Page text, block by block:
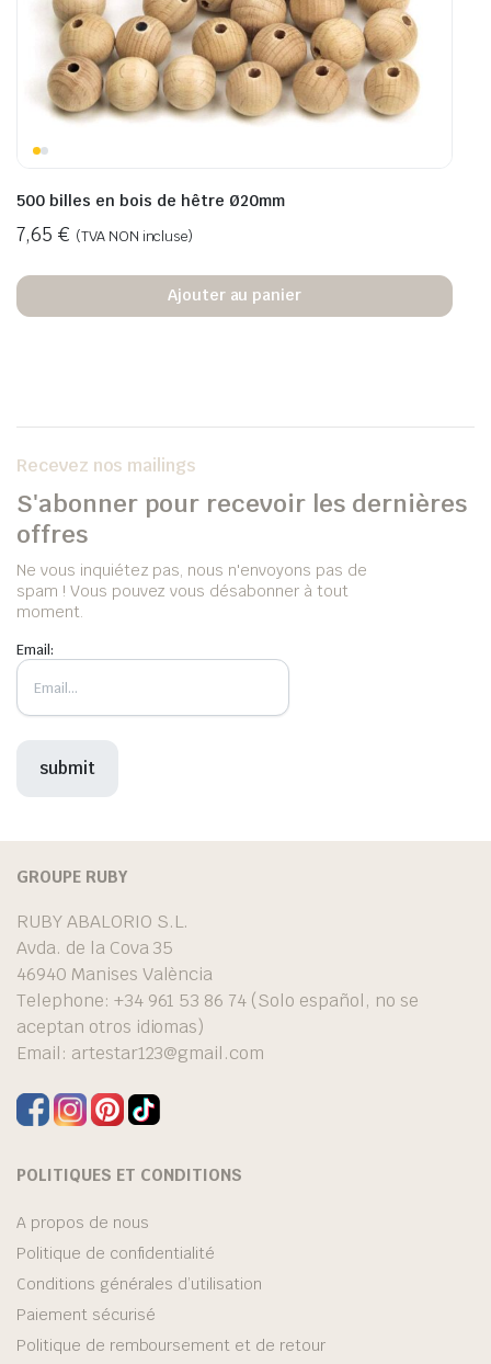
500 billes en bois de hêtre Ø20mm
7,65 € (TVA NON incluse)
Ajouter au panier
Recevez nos mailings
S'abonner pour recevoir les dernières
offres
Ne vous inquiétez pas, nous n'envoyons pas de
spam ! Vous pouvez vous désabonner à tout
moment.
Email:
GROUPE RUBY
RUBY ABALORIO S.L.
Avda. de la Cova 35
46940 Manises València
Telephone: +34 961 53 86 74 (Solo español, no se
aceptan otros idiomas)
Email: artestar123@gmail.com
POLITIQUES ET CONDITIONS
A propos de nous
Politique de confidentialité
Conditions générales d’utilisation
Paiement sécurisé
Politique de remboursement et de retour